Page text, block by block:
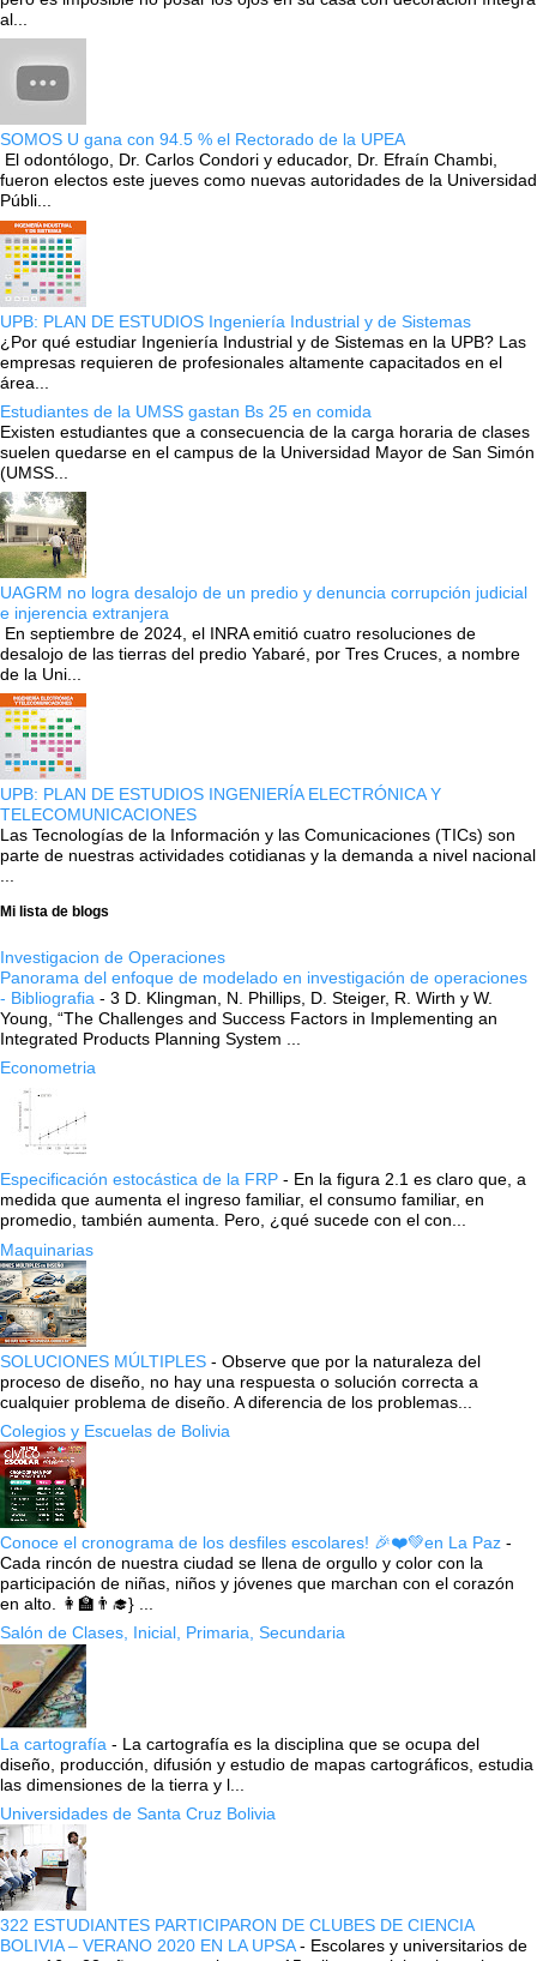
al...
SOMOS U gana con 94.5 % el Rectorado de la UPEA
El odontólogo, Dr. Carlos Condori y educador, Dr. Efraín Chambi,
fueron electos este jueves como nuevas autoridades de la Universidad
Públi...
UPB: PLAN DE ESTUDIOS Ingeniería Industrial y de Sistemas
¿Por qué estudiar Ingeniería Industrial y de Sistemas en la UPB? Las
empresas requieren de profesionales altamente capacitados en el
área...
Estudiantes de la UMSS gastan Bs 25 en comida
Existen estudiantes que a consecuencia de la carga horaria de clases
suelen quedarse en el campus de la Universidad Mayor de San Simón
(UMSS...
UAGRM no logra desalojo de un predio y denuncia corrupción judicial
e injerencia extranjera
En septiembre de 2024, el INRA emitió cuatro resoluciones de
desalojo de las tierras del predio Yabaré, por Tres Cruces, a nombre
de la Uni...
UPB: PLAN DE ESTUDIOS INGENIERÍA ELECTRÓNICA Y
TELECOMUNICACIONES
Las Tecnologías de la Información y las Comunicaciones (TICs) son
parte de nuestras actividades cotidianas y la demanda a nivel nacional
Mi lista de blogs
Investigacion de Operaciones
Panorama del enfoque de modelado en investigación de operaciones
- Bibliografia - 3 D. Klingman, N. Phillips, D. Steiger, R. Wirth y W.
Young, “The Challenges and Success Factors in Implementing an
Integrated Products Planning System ...
Econometria
Especificación estocástica de la FRP - En la figura 2.1 es claro que, a
medida que aumenta el ingreso familiar, el consumo familiar, en
promedio, también aumenta. Pero, ¿qué sucede con el con...
Maquinarias
SOLUCIONES MÚLTIPLES - Observe que por la naturaleza del
proceso de diseño, no hay una respuesta o solución correcta a
cualquier problema de diseño. A diferencia de los problemas...
Colegios y Escuelas de Bolivia
Conoce el cronograma de los desfiles escolares! 🎉❤️💚en La Paz -
Cada rincón de nuestra ciudad se llena de orgullo y color con la
participación de niñas, niños y jóvenes que marchan con el corazón
en alto. 👩‍🏫👨‍🎓} ...
Salón de Clases, Inicial, Primaria, Secundaria
La cartografía - La cartografía es la disciplina que se ocupa del
diseño, producción, difusión y estudio de mapas cartográficos, estudia
las dimensiones de la tierra y l...
Universidades de Santa Cruz Bolivia
322 ESTUDIANTES PARTICIPARON DE CLUBES DE CIENCIA
BOLIVIA – VERANO 2020 EN LA UPSA- Escolares y universitarios de